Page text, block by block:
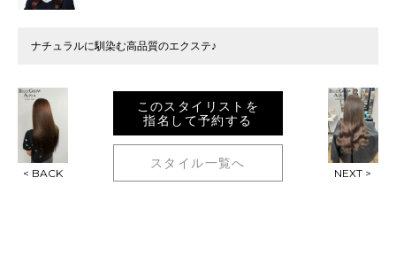
ナチュラルに馴染む高品質のエクステ♪
< BACK
このスタイリストを
指名して予約する
スタイル一覧へ
NEXT >